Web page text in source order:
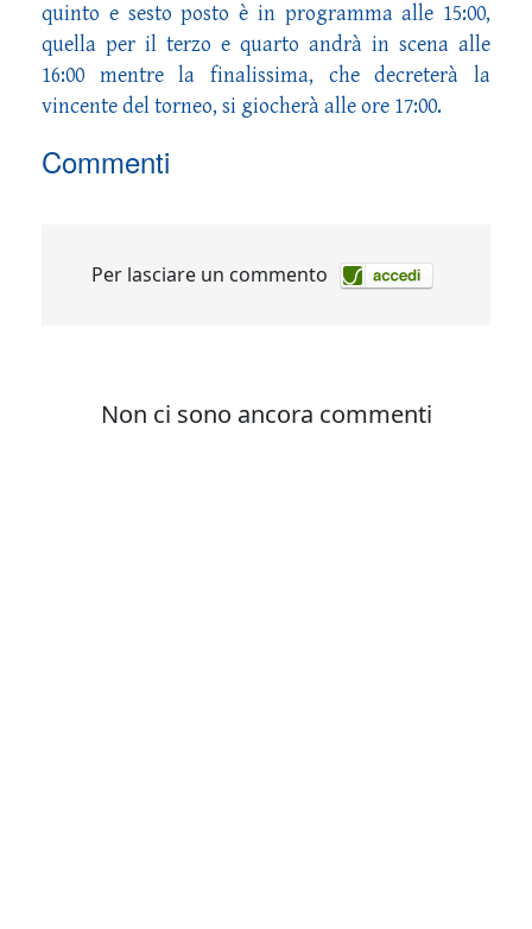
quinto e sesto posto è in programma alle 15:00,
quella per il terzo e quarto andrà in scena alle
16:00 mentre la finalissima, che decreterà la
vincente del torneo, si giocherà alle ore 17:00.
Commenti